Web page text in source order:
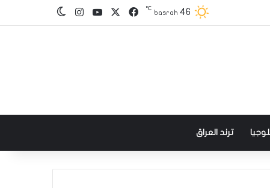
basrah 46
℃ فيسبوك‫YouTube
انستقرامالوضع المظلم
ترند العراق